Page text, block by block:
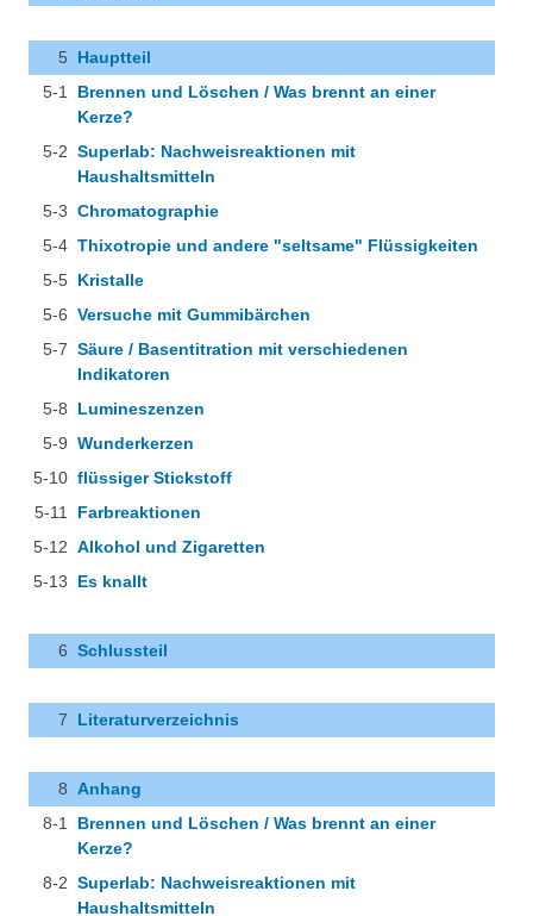
5 Hauptteil
5-1
Brennen und Löschen / Was brennt an einer
Kerze?
5-2 Superlab: Nachweisreaktionen mit
Haushaltsmitteln
5-3 Chromatographie
5-4 Thixotropie und andere "seltsame" Flüssigkeiten
5-5 Kristalle
5-6 Versuche mit Gummibärchen
5-7 Säure / Basentitration mit verschiedenen
Indikatoren
5-8
Lumineszenzen
5-9 Wunderkerzen
5-10 flüssiger Stickstoff
5-11
Farbreaktionen
5-12 Alkohol und Zigaretten
5-13
Es knallt
6 Schlussteil
7 Literaturverzeichnis
8
Anhang
8-1
Brennen und Löschen / Was brennt an einer
Kerze?
8-2 Superlab: Nachweisreaktionen mit
Haushaltsmitteln